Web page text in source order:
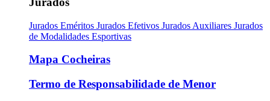
Jurados Eméritos Jurados Efetivos Jurados Auxiliares Jurados
de Modalidades Esportivas
Mapa Cocheiras
Termo de Responsabilidade de Menor